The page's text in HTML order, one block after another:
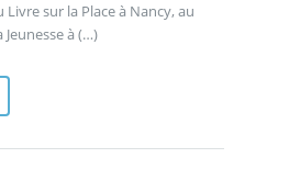
Livre sur la Place à Nancy, au
à (…)